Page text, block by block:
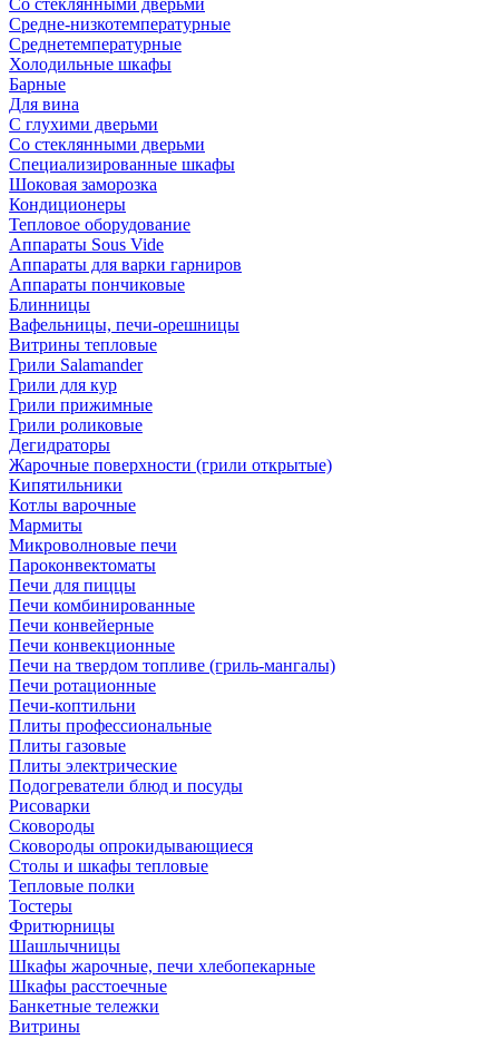
Со стеклянными дверьми
Средне-низкотемпературные
Среднетемпературные
Холодильные шкафы
Барные
Для вина
С глухими дверьми
Со стеклянными дверьми
Специализированные шкафы
Шоковая заморозка
Кондиционеры
Тепловое оборудование
Аппараты Sous Vide
Аппараты для варки гарниров
Аппараты пончиковые
Блинницы
Вафельницы, печи-орешницы
Витрины тепловые
Грили Salamander
Грили для кур
Грили прижимные
Грили роликовые
Дегидраторы
Жарочные поверхности (грили открытые)
Кипятильники
Котлы варочные
Мармиты
Микроволновые печи
Пароконвектоматы
Печи для пиццы
Печи комбинированные
Печи конвейерные
Печи конвекционные
Печи на твердом топливе (гриль-мангалы)
Печи ротационные
Печи-коптильни
Плиты профессиональные
Плиты газовые
Плиты электрические
Подогреватели блюд и посуды
Рисоварки
Сковороды
Сковороды опрокидывающиеся
Столы и шкафы тепловые
Тепловые полки
Тостеры
Фритюрницы
Шашлычницы
Шкафы жарочные, печи хлебопекарные
Шкафы расстоечные
Банкетные тележки
Витрины